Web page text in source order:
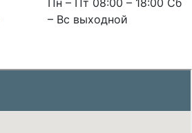
– Вс выходной